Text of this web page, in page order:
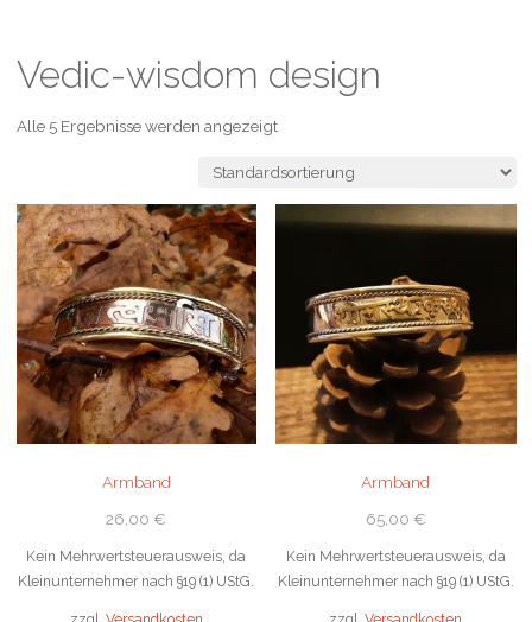
Vedic-wisdom design
Alle 5 Ergebnisse werden angezeigt
Armband
26,00 €
Kein Mehrwertsteuerausweis, da
Kleinunternehmer nach §19 (1) UStG.
Armband
65,00 €
Kein Mehrwertsteuerausweis, da
Kleinunternehmer nach §19 (1) UStG.